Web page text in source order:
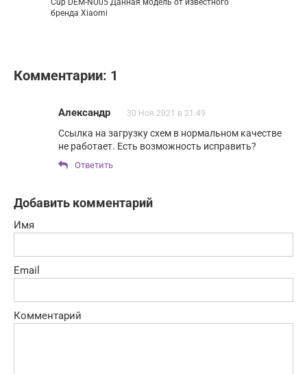
Cup DEM-NU05 Данная модель от известного
бренда Xiaomi
Комментарии: 1
Александр 30 Ноя 2021 в 21:49
Ссылка на загрузку схем в нормальном качестве
не работает. Есть возможность исправить?
Ответить
Добавить комментарий
Имя
Email
Комментарий